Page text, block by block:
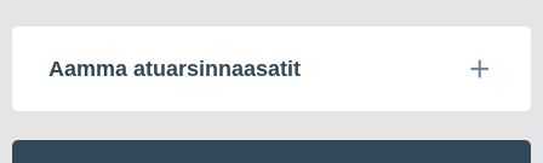
Aamma atuarsinnaasatit